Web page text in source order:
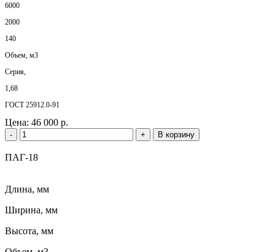
6000
2000
140
Объем, м3
Серия,
1,68
ГОСТ 25912.0-91
Цена: 46 000 р.
- + В корзину
ПАГ-18
Длина, мм
Ширина, мм
Высота, мм